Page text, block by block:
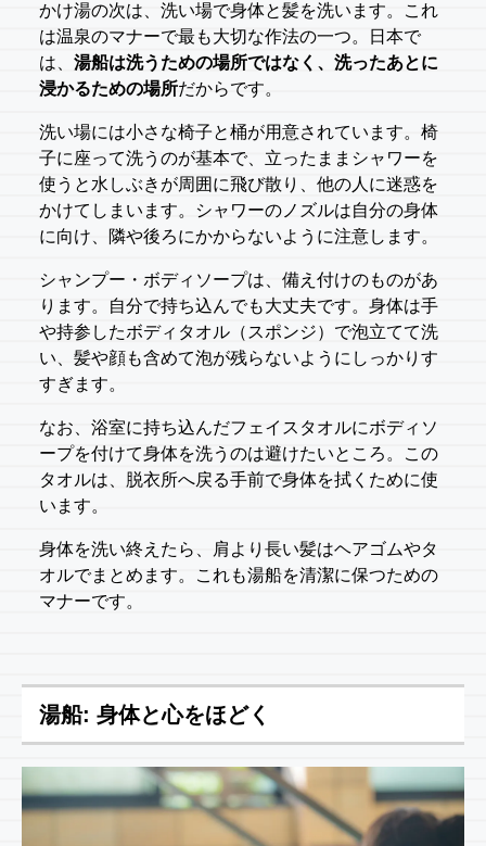
かけ湯の次は、洗い場で身体と髪を洗います。これ
は温泉のマナーで最も大切な作法の一つ。日本で
は、 湯船は洗うための場所ではなく、洗ったあとに
浸かるための場所だからです。
洗い場には小さな椅子と桶が用意されています。椅
子に座って洗うのが基本で、立ったままシャワーを
使うと水しぶきが周囲に飛び散り、他の人に迷惑を
かけてしまいます。シャワーのノズルは自分の身体
に向け、隣や後ろにかからないように注意します。
シャンプー・ボディソープは、備え付けのものがあ
ります。自分で持ち込んでも大丈夫です。身体は手
や持参したボディタオル（スポンジ）で泡立てて洗
い、髪や顔も含めて泡が残らないようにしっかりす
すぎます。
なお、浴室に持ち込んだフェイスタオルにボディソ
ープを付けて身体を洗うのは避けたいところ。この
タオルは、脱衣所へ戻る手前で身体を拭くために使
います。
身体を洗い終えたら、肩より長い髪はヘアゴムやタ
オルでまとめます。これも湯船を清潔に保つための
マナーです。
湯船: 身体と心をほどく